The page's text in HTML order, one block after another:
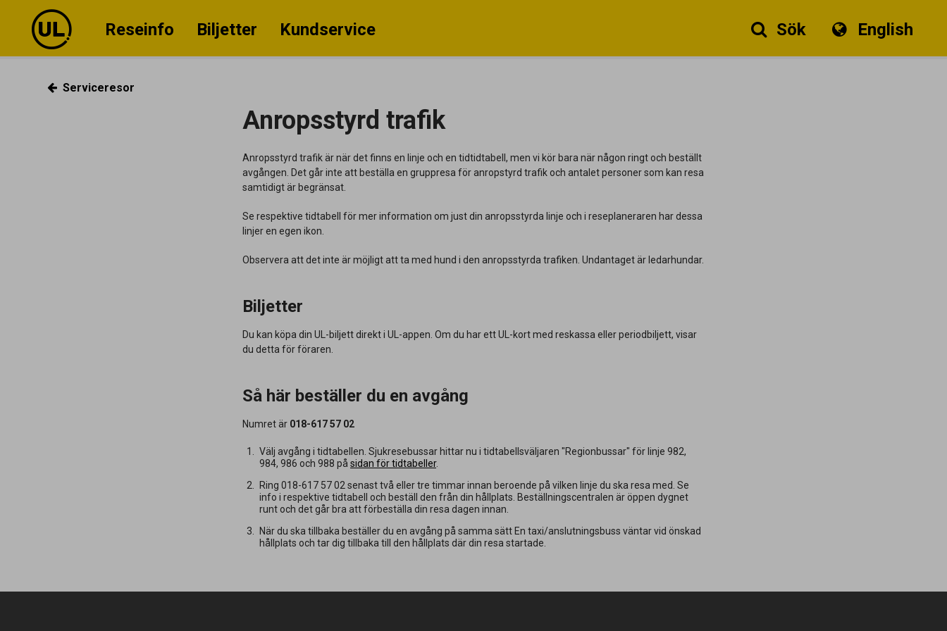
Sök English
Reseinfo Biljetter Kundservice
Serviceresor
Anropsstyrd trafik
Anropsstyrd trafik är när det finns en linje och en tidtidtabell, men vi kör bara när någon ringt och beställt
avgången. Det går inte att beställa en gruppresa för anropstyrd trafik och antalet personer som kan resa
samtidigt är begränsat.
Se respektive tidtabell för mer information om just din anropsstyrda linje och i reseplaneraren har dessa
linjer en egen ikon.
Observera att det inte är möjligt att ta med hund i den anropsstyrda trafiken. Undantaget är ledarhundar.
Biljetter
Du kan köpa din UL-biljett direkt i UL-appen. Om du har ett UL-kort med reskassa eller periodbiljett, visar
du detta för föraren.
Så här beställer du en avgång
Numret är 018-617 57 02
Välj avgång i tidtabellen. Sjukresebussar hittar nu i tidtabellsväljaren "Regionbussar" för linje 982,
984, 986 och 988 på sidan för tidtabeller.
Ring 018-617 57 02 senast två eller tre timmar innan beroende på vilken linje du ska resa med. Se
info i respektive tidtabell och beställ den från din hållplats. Beställningscentralen är öppen dygnet
runt och det går bra att förbeställa din resa dagen innan.
När du ska tillbaka beställer du en avgång på samma sätt En taxi/anslutningsbuss väntar vid önskad
hållplats och tar dig tillbaka till den hållplats där din resa startade.